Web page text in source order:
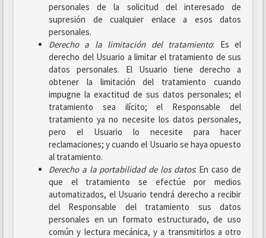
personales de la solicitud del interesado de
supresión de cualquier enlace a esos datos
personales.
Derecho a la limitación del tratamiento: Es el
derecho del Usuario a limitar el tratamiento de sus
datos personales. El Usuario tiene derecho a
obtener la limitación del tratamiento cuando
impugne la exactitud de sus datos personales; el
tratamiento sea ilícito; el Responsable del
tratamiento ya no necesite los datos personales,
pero el Usuario lo necesite para hacer
reclamaciones; y cuando el Usuario se haya opuesto
al tratamiento.
Derecho a la portabilidad de los datos: En caso de
que el tratamiento se efectúe por medios
automatizados, el Usuario tendrá derecho a recibir
del Responsable del tratamiento sus datos
personales en un formato estructurado, de uso
común y lectura mecánica, y a transmitirlos a otro